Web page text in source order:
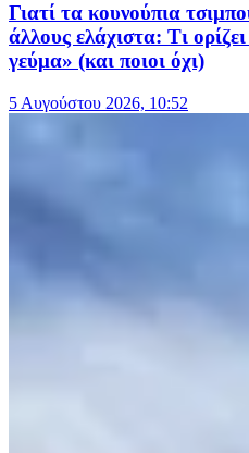
Γιατί τα κουνούπια
άλλους ελάχιστα: Τι
γεύμα» (και ποιοι όχι)
5 Αυγούστου 2026, 10:52